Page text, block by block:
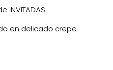
INVITADAS.
en delicado crepe